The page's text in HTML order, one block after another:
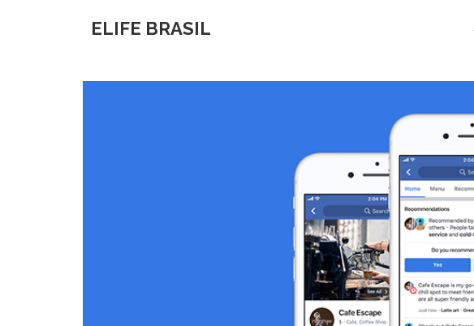
ELIFE BRASIL